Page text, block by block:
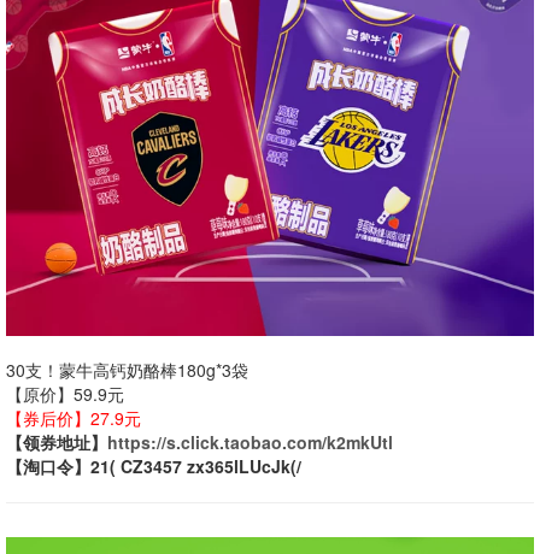
30支！蒙牛高钙奶酪棒180g*3袋
【原价】59.9元
【券后价】27.9元
【领券地址】 https://s.click.taobao.com/k2mkUtl
【淘口令】21( CZ3457 zx365lLUcJk(/